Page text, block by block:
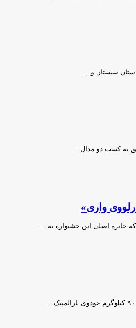
به کسب دو مدال…
واری»
جایزه اصلی این جشنواره به…